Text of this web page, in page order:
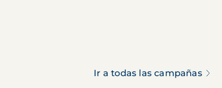
Ir a todas las campañas